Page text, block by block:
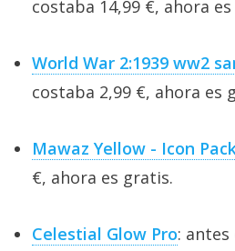
costaba 14,99 €, ahora
World War 2:1939 ww2
costaba 2,99 €, ahora es
Mawaz Yellow - Icon
€, ahora es gratis.
Celestial Glow Pro: antes